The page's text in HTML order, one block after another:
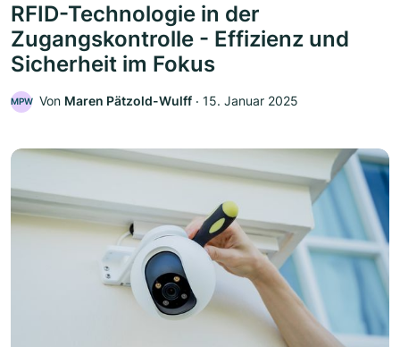
RFID-Technologie in der
Zugangskontrolle - Effizienz und
Sicherheit im Fokus
MPW Von Maren Pätzold-Wulff ‧ 15. Januar 2025